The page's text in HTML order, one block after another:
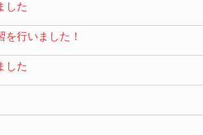
した
を行いました！
した